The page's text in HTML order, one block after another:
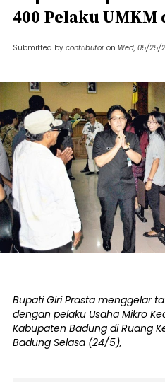
400 Pelaku
Submitted by contributor on Wed, 05/25/
Bupati Giri Prasta menggelar
dengan pelaku Usaha Mikro
Kabupaten Badung di Ruang
Badung Selasa (24/5),